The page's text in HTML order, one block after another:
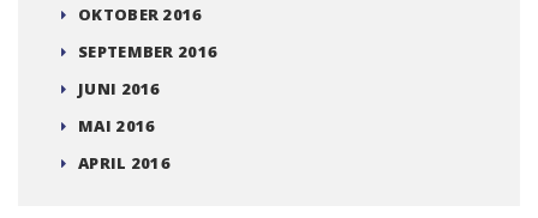
OKTOBER 2016
SEPTEMBER 2016
JUNI 2016
MAI 2016
APRIL 2016